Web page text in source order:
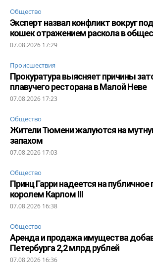
Общество
Эксперт назвал конфликт вокруг
кошек отражением раскола в
07.08.2026 17:29
Происшествия
Прокуратура выясняет причины
плавучего ресторана в Малой Неве
07.08.2026 17:23
Общество
Жители Тюмени жалуются на
запахом
07.08.2026 17:03
Общество
Принц Гарри надеется на публичное
королем Карлом III
07.08.2026 16:38
Общество
Аренда и продажа имущества
Петербурга 2,2 млрд рублей
07.08.2026 16:36